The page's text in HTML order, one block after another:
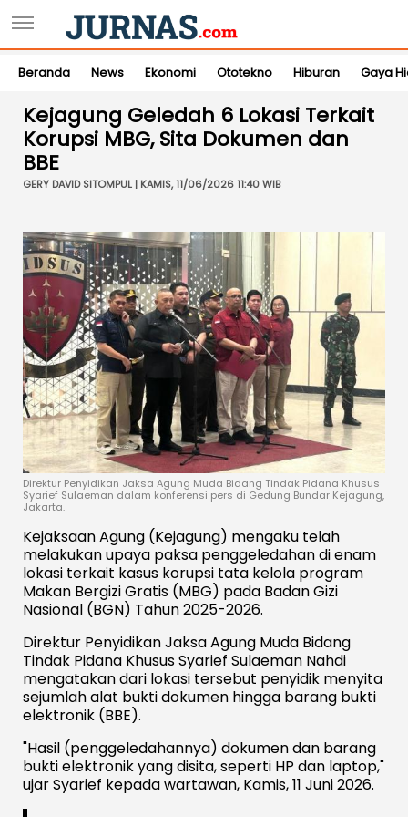
Beranda News Ekonomi Ototekno Hiburan Gaya
Kejagung Geledah 6 Lokasi Terkait
Korupsi MBG, Sita Dokumen dan
BBE
GERY DAVID SITOMPUL | KAMIS, 11/06/2026 11:40 WIB
Direktur Penyidikan Jaksa Agung Muda Bidang Tindak Pidana Khusus
Syarief Sulaeman dalam konferensi pers di Gedung Bundar Kejagung,
Jakarta.
Kejaksaan Agung (Kejagung) mengaku telah
melakukan upaya paksa penggeledahan di enam
lokasi terkait kasus korupsi tata kelola program
Makan Bergizi Gratis (MBG) pada Badan Gizi
Nasional (BGN) Tahun 2025-2026.
Direktur Penyidikan Jaksa Agung Muda Bidang
Tindak Pidana Khusus Syarief Sulaeman Nahdi
mengatakan dari lokasi tersebut penyidik menyita
sejumlah alat bukti dokumen hingga barang bukti
elektronik (BBE).
"Hasil (penggeledahannya) dokumen dan barang
bukti elektronik yang disita, seperti HP dan laptop,"
ujar Syarief kepada wartawan, Kamis, 11 Juni 2026.